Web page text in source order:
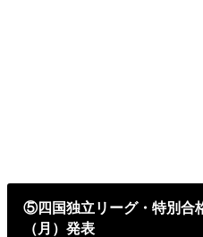
⑤四国独立リーグ・特別合
（月）発表